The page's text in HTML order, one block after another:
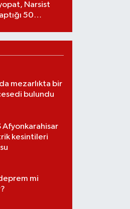
Narsist
50
mezarlıkta bir
bulundu
Afyonkarahisar
kesintileri
mi